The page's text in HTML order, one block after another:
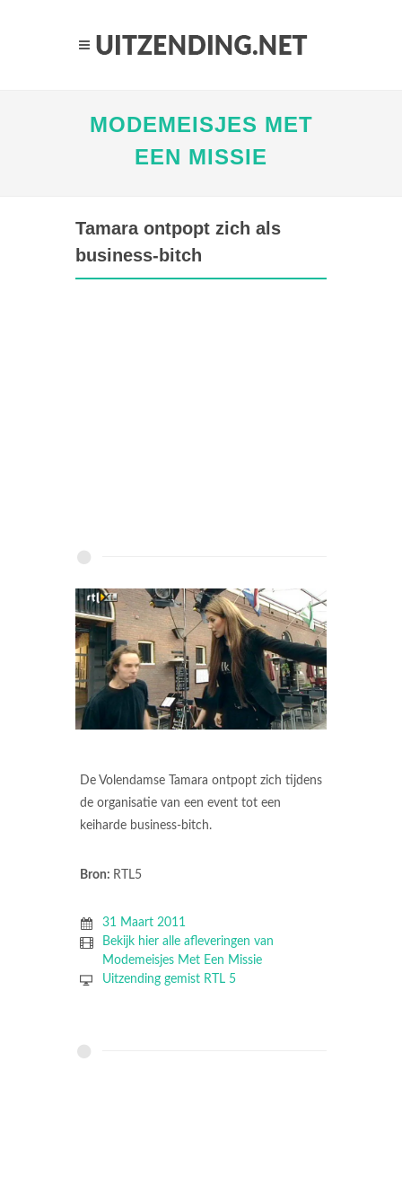
MODEMEISJES MET
EEN MISSIE
Tamara ontpopt zich als
business-bitch
De Volendamse Tamara ontpopt zich tijdens
de organisatie van een event tot een
keiharde business-bitch.
Bron: RTL5
31 Maart 2011
Bekijk hier alle afleveringen van
Modemeisjes Met Een Missie
Uitzending gemist RTL 5